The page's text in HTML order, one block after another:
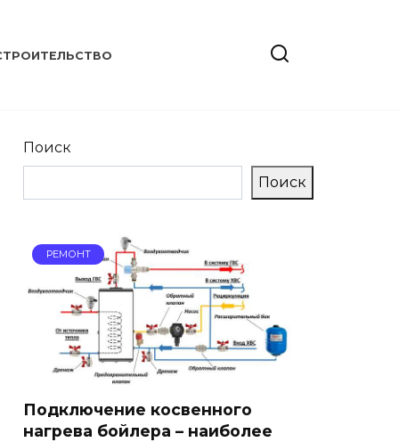
Поиск
Поиск
РЕМОНТ
Подключение косвенного
нагрева бойлера – наиболее